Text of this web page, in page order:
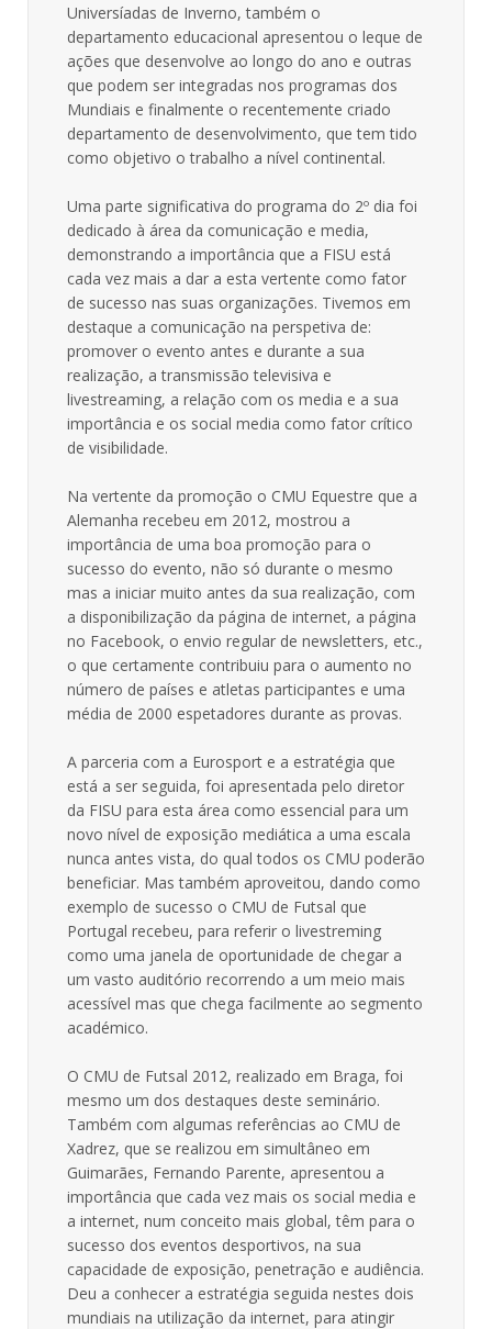
Universíadas de Inverno, também o
departamento educacional apresentou o leque de
ações que desenvolve ao longo do ano e outras
que podem ser integradas nos programas dos
Mundiais e finalmente o recentemente criado
departamento de desenvolvimento, que tem tido
como objetivo o trabalho a nível continental.
Uma parte significativa do programa do 2º dia foi
dedicado à área da comunicação e media,
demonstrando a importância que a FISU está
cada vez mais a dar a esta vertente como fator
de sucesso nas suas organizações. Tivemos em
destaque a comunicação na perspetiva de:
promover o evento antes e durante a sua
realização, a transmissão televisiva e
livestreaming, a relação com os media e a sua
importância e os social media como fator crítico
de visibilidade.
Na vertente da promoção o CMU Equestre que a
Alemanha recebeu em 2012, mostrou a
importância de uma boa promoção para o
sucesso do evento, não só durante o mesmo
mas a iniciar muito antes da sua realização, com
a disponibilização da página de internet, a página
no Facebook, o envio regular de newsletters, etc.,
o que certamente contribuiu para o aumento no
número de países e atletas participantes e uma
média de 2000 espetadores durante as provas.
A parceria com a Eurosport e a estratégia que
está a ser seguida, foi apresentada pelo diretor
da FISU para esta área como essencial para um
novo nível de exposição mediática a uma escala
nunca antes vista, do qual todos os CMU poderão
beneficiar. Mas também aproveitou, dando como
exemplo de sucesso o CMU de Futsal que
Portugal recebeu, para referir o livestreming
como uma janela de oportunidade de chegar a
um vasto auditório recorrendo a um meio mais
acessível mas que chega facilmente ao segmento
académico.
O CMU de Futsal 2012, realizado em Braga, foi
mesmo um dos destaques deste seminário.
Também com algumas referências ao CMU de
Xadrez, que se realizou em simultâneo em
Guimarães, Fernando Parente, apresentou a
importância que cada vez mais os social media e
a internet, num conceito mais global, têm para o
sucesso dos eventos desportivos, na sua
capacidade de exposição, penetração e audiência.
Deu a conhecer a estratégia seguida nestes dois
mundiais na utilização da internet, para atingir